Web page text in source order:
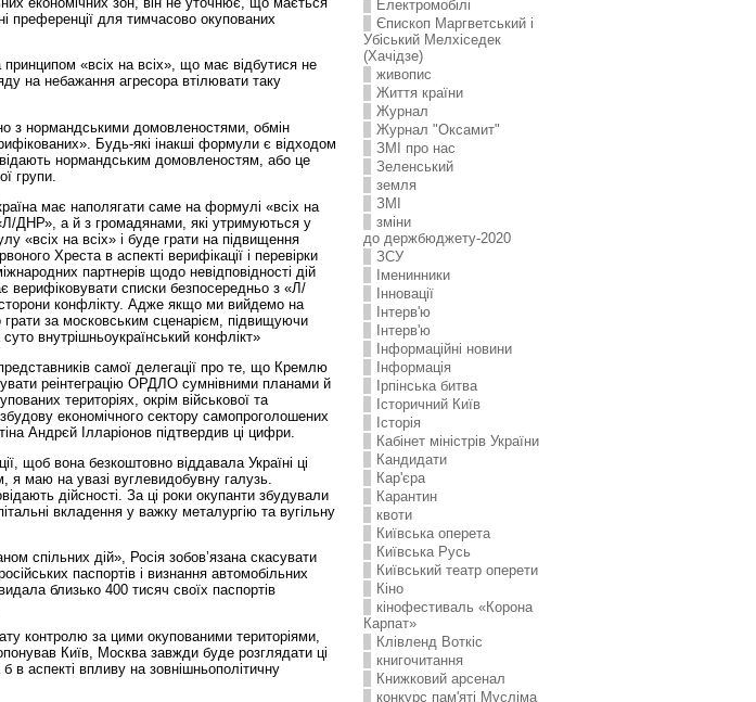
преференції для тимчасово окупованих
«всіх на всіх», що має відбутися не
на небажання агресора втілювати таку
з нормандськими домовленостями, обмін
Будь-які інакші формули є відходом
нормандським домовленостям, або це
групи.
має наполягати саме на формулі «всіх на
ДНР», а й з громадянами, які утримуються у
«всіх на всіх» і буде грати на підвищення
Хреста в аспекті верифікації і перевірки
партнерів щодо невідповідності дій
списки безпосередньо з «Л/
сторони конфлікту. Адже якщо ми вийдемо на
за московським сценарієм, підвищуючи
внутрішньоукраїнський конфлікт»
самої делегації про те, що Кремлю
реінтеграцію ОРДЛО сумнівними планами й
територіях, окрім військової та
економічного сектору самопроголошених
Андрєй Ілларіонов підтвердив ці цифри.
щоб вона безкоштовно віддавала Україні ці
я маю на увазі вуглевидобувну галузь.
дійсності. За ці роки окупанти збудували
вкладення у важку металургію та вугільну
спільних дій», Росія зобов’язана скасувати
паспортів і визнання автомобільних
близько 400 тисяч своїх паспортів
контролю за цими окупованими територіями,
Київ, Москва завжди буде розглядати ці
аспекті впливу на зовнішньополітичну
Електромобілі
Єпископ Маргветський і
Убіський Мелхіседек
(Хачідзе)
живопис
Життя країни
Журнал
Журнал "Оксамит"
ЗMI про нас
Зеленський
земля
ЗМІ
зміни
до держбюджету-2020
ЗСУ
Іменинники
Інновації
Інтерв'ю
Інтерв'ю
Інформаційні новини
Інформація
Ірпінська битва
Історичний Київ
Історія
Кабінет міністрів України
Кандидати
Кар'єра
Карантин
квоти
Київська оперета
Київська Русь
Київський театр оперети
Кіно
кінофестиваль «Корона
Карпат»
Клівленд Воткіс
книгочитання
Книжковий арсенал
конкурс пам'яті Мусліма